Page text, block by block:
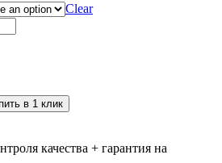
Clear
в 1 клик
качества + гарантия на